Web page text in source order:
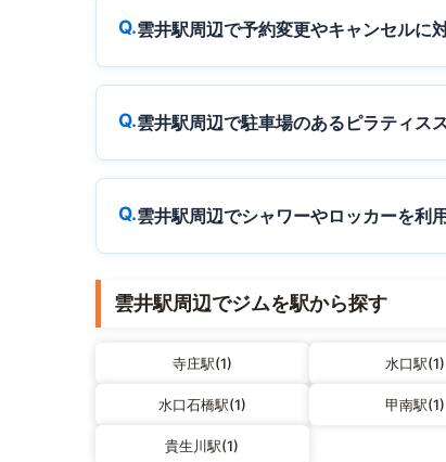
雲井駅周辺で予約変更やキャンセルに
雲井駅周辺で駐車場のあるピラティス
雲井駅周辺でシャワーやロッカーを利
雲井駅周辺でジムを駅から探す
寺庄駅(1) 水口駅(1)
水口石橋駅(1) 甲南駅(1)
貴生川駅(1)